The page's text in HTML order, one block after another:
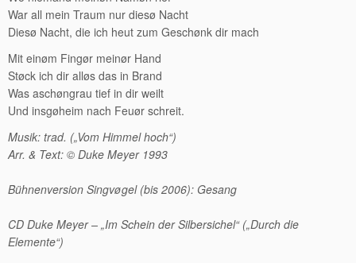
War all mein Traum nur diesø Nacht
Diesø Nacht, die ich heut zum Geschønk dir mach
Mit einøm Fingør meinør Hand
Støck ich dir alløs das in Brand
Was aschøngrau tief in dir weilt
Und insgøheim nach Feuør schreit.
Musik: trad. („Vom Himmel hoch“)
Arr. & Text: © Duke Meyer 1993
Bühnenversion Singvøgel (bis 2006): Gesang
CD Duke Meyer – „Im Schein der Silbersichel“ („Durch die
Elemente“)